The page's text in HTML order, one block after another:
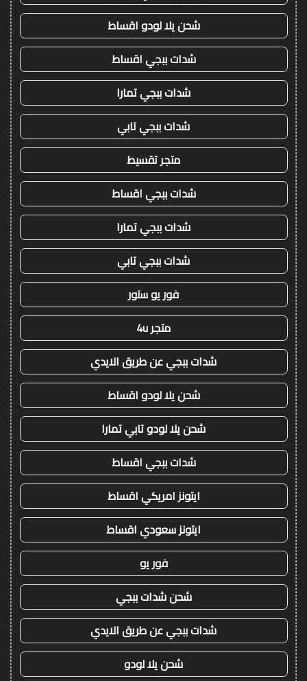
شحن يلا لودو اقساط
شدات ببجي اقساط
شدات ببجي تمارا
شدات ببجي تابي
متجر تقسيط
شدات ببجي اقساط
شدات ببجي تمارا
شدات ببجي تابي
فور يو ستور
متجر 4u
شدات ببجي عن طريق الايدي
شحن يلا لودو اقساط
شحن يلا لودو تابي تمارا
شدات ببجي اقساط
ايتونز امريكي اقساط
ايتونز سعودي اقساط
فور يو
شحن شدات ببجي
شدات ببجي عن طريق الايدي
شحن يلا لودو